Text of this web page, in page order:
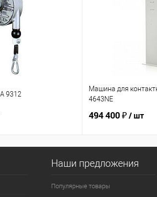
9312
Машина для
4643NE
494 400 ₽/ шт
Наши предложения
Популярные товары